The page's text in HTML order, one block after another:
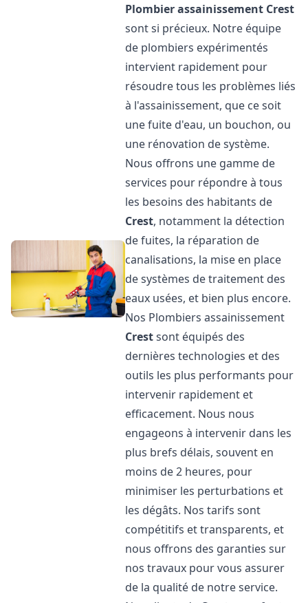
Plombier assainissement Crest
sont si précieux. Notre équipe
de plombiers expérimentés
intervient rapidement pour
résoudre tous les problèmes liés
à l'assainissement, que ce soit
une fuite d'eau, un bouchon, ou
une rénovation de système.
Nous offrons une gamme de
services pour répondre à tous
les besoins des habitants de
Crest, notamment la détection
de fuites, la réparation de
canalisations, la mise en place
de systèmes de traitement des
eaux usées, et bien plus encore.
Nos Plombiers assainissement
Crestsont équipés des
dernières technologies et des
outils les plus performants pour
intervenir rapidement et
efficacement. Nous nous
engageons à intervenir dans les
plus brefs délais, souvent en
moins de 2 heures, pour
minimiser les perturbations et
les dégâts. Nos tarifs sont
compétitifs et transparents, et
nous offrons des garanties sur
nos travaux pour vous assurer
de la qualité de notre service.